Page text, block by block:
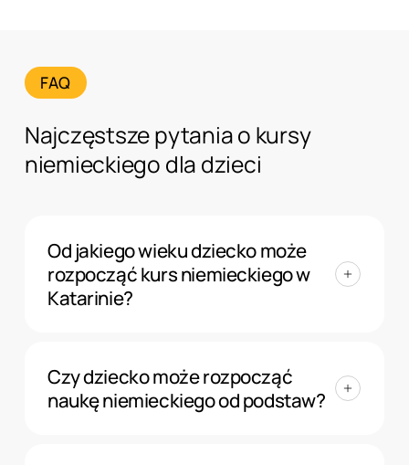
FAQ
Najczęstsze pytania o kursy
niemieckiego dla dzieci
Od jakiego wieku dziecko może
rozpocząć kurs niemieckiego w
Katarinie?
niemieckiego dla dzieci od 7 roku życia.
Grupy są dzielone wiekowo na 7–10 lat oraz
11–13 lat.
Czy dziecko może rozpocząć
naukę niemieckiego od podstaw?